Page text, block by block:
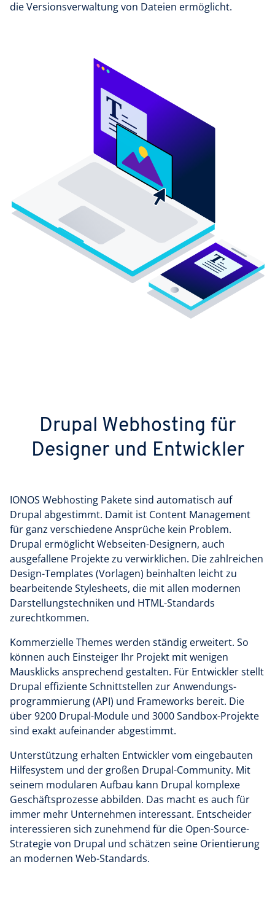
die Versionsverwaltung von Dateien ermöglicht.
Drupal Webhosting für
Designer und Entwickler
IONOS Webhosting Pakete sind automatisch auf
Drupal abgestimmt. Damit ist Content Management
für ganz verschiedene Ansprüche kein Problem.
Drupal ermöglicht Webseiten-Designern, auch
ausgefallene Projekte zu verwirklichen. Die zahlreichen
Design-Templates (Vorlagen) beinhalten leicht zu
bearbeitende Stylesheets, die mit allen modernen
Darstellungstechniken und HTML-Standards
zurechtkommen.
Kommerzielle Themes werden ständig erweitert. So
können auch Einsteiger Ihr Projekt mit wenigen
Mausklicks ansprechend gestalten. Für Entwickler stellt
Drupal effiziente Schnittstellen zur Anwendungs-
programmierung (API) und Frameworks bereit. Die
über 9200 Drupal-Module und 3000 Sandbox-Projekte
sind exakt aufeinander abgestimmt.
Unterstützung erhalten Entwickler vom eingebauten
Hilfesystem und der großen Drupal-Community. Mit
seinem modularen Aufbau kann Drupal komplexe
Geschäftsprozesse abbilden. Das macht es auch für
immer mehr Unternehmen interessant. Entscheider
interessieren sich zunehmend für die Open-Source-
Strategie von Drupal und schätzen seine Orientierung
an modernen Web-Standards.